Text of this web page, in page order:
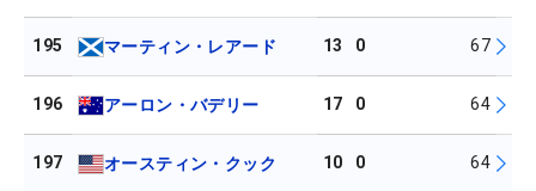
195 マーティン・レアード 13 0 67
196 アーロン・バデリー 17 0 64
197 オースティン・クック 10 0 64